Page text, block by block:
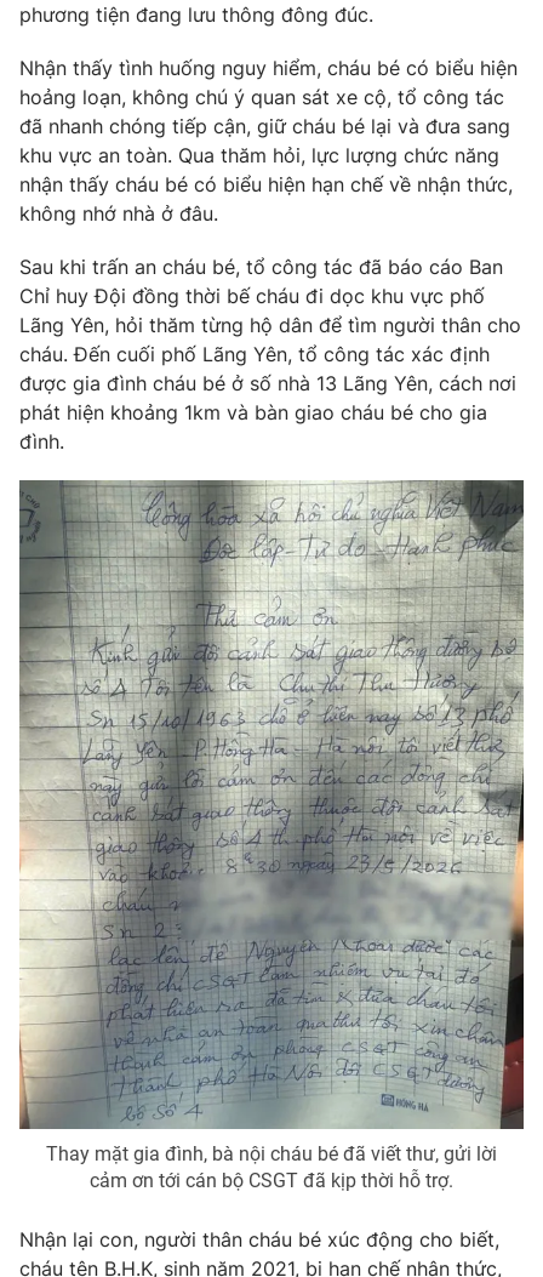
Thị trường
Tư vấn
Lịch phát sóng
Chuyên mục khác
Emagazine Podcast
Photo
Video Shorts video
VTV Money VTV Thể thao
VTV Sức khoẻ
Thị trường 24h Tấm lòng Việt
VTV4 Vươn mình bằng AI
VTV9 VTV8
Liên hệ tòa soạn English
THỜI BÁO VTV
Theo dõi báo trên
Cơ quan chủ quản:Đài Truyền hình Việt Nam
Cơ quan báo chí:Thời báo VTV
Giấy phép hoạt động báo in và báo điện tử số 483/GP-BTTTT
cấp ngày 29/12/2023
Tổng Biên tập:Vũ Thanh Thủy
Tổng đài VTV: 024.38 355 931 - 024.38 355 932
phương tiện đang lưu thông đông đúc.
Nhận thấy tình huống nguy hiểm, cháu bé có biểu hiện
hoảng loạn, không chú ý quan sát xe cộ, tổ công tác
đã nhanh chóng tiếp cận, giữ cháu bé lại và đưa sang
khu vực an toàn. Qua thăm hỏi, lực lượng chức năng
nhận thấy cháu bé có biểu hiện hạn chế về nhận thức,
không nhớ nhà ở đâu.
Sau khi trấn an cháu bé, tổ công tác đã báo cáo Ban
Chỉ huy Đội đồng thời bế cháu đi dọc khu vực phố
Lãng Yên, hỏi thăm từng hộ dân để tìm người thân cho
cháu. Đến cuối phố Lãng Yên, tổ công tác xác định
được gia đình cháu bé ở số nhà 13 Lãng Yên, cách nơi
phát hiện khoảng 1km và bàn giao cháu bé cho gia
đình.
Thay mặt gia đình, bà nội cháu bé đã viết thư, gửi lời
cảm ơn tới cán bộ CSGT đã kịp thời hỗ trợ.
Nhận lại con, người thân cháu bé xúc động cho biết,
cháu tên B.H.K, sinh năm 2021, bị hạn chế nhận thức,